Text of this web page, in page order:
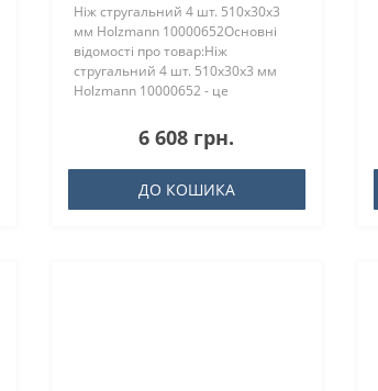
Ніж стругальний 4 шт. 510x30x3
мм Holzmann 10000652Основні
відомості про товар:Ніж
стругальний 4 шт. 510x30x3 мм
Holzmann 10000652 - це
6 608 грн.
ДО КОШИКА